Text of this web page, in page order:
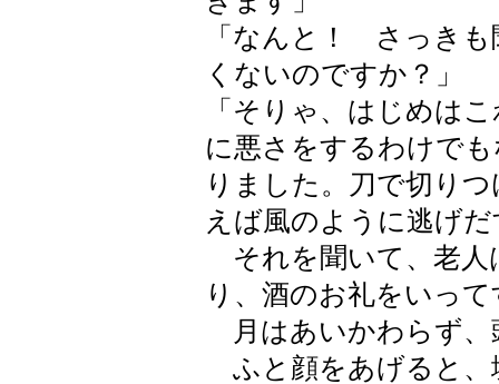
「なんと！ さっき
くないのですか？」
「そりゃ、はじめは
に悪さをするわけで
りました。刀で切り
えば風のように逃げ
それを聞いて、老人
り、酒のお礼をいっ
月はあいかわらず、
ふと顔をあげると、